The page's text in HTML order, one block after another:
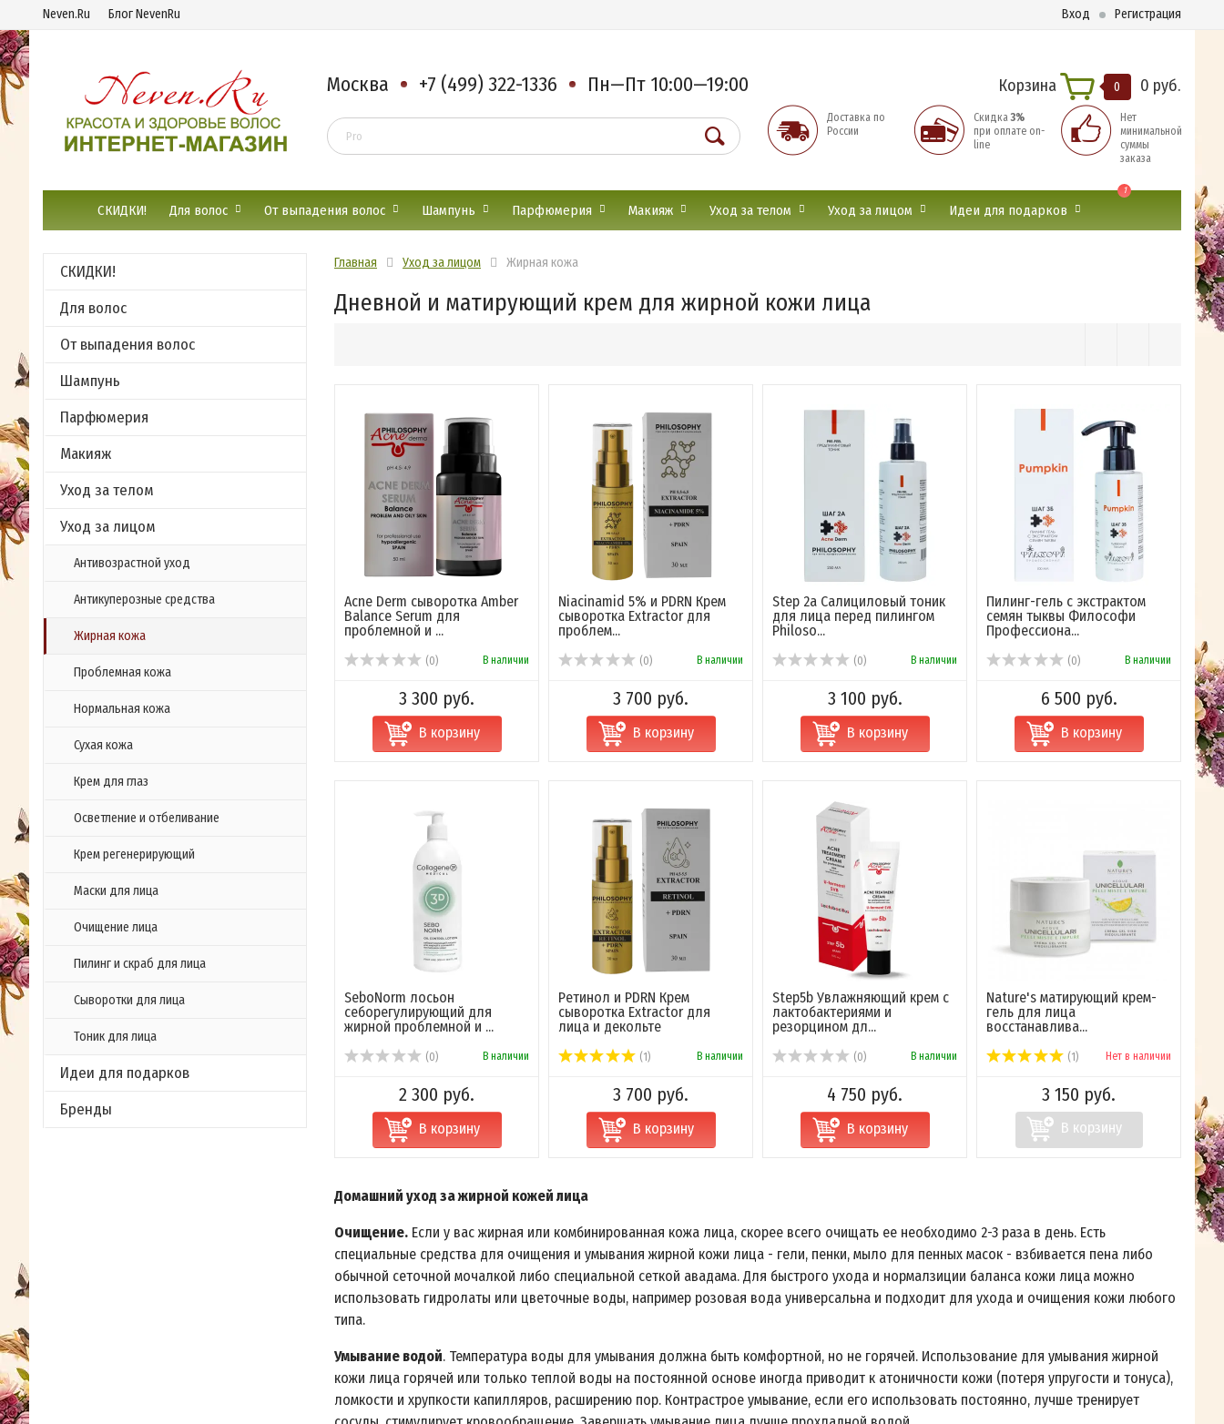
Neven.Ru Блог NevenRu Вход Регистрация
Москва +7 (499) 322-1336 Пн—Пт 10:00—19:00 Корзина 0 0 руб.
Доставка по
России
Скидка3%
при оплате on-
line
Нет
минимальной
суммы
заказа
СКИДКИ! Для волос От выпадения волос Шампунь Парфюмерия Макияж Уход за телом Уход за лицом Идеи для подарков
1
СКИДКИ!
Для волос
От выпадения волос
Шампунь
Парфюмерия
Макияж
Уход за телом
Уход за лицом
Антивозрастной уход
Антикуперозные средства
Жирная кожа
Проблемная кожа
Нормальная кожа
Сухая кожа
Крем для глаз
Осветление и отбеливание
Крем регенерирующий
Маски для лица
Очищение лица
Пилинг и скраб для лица
Сыворотки для лица
Тоник для лица
Идеи для подарков
Бренды
Главная Уход за лицом Жирная кожа
Дневной и матирующий крем для жирной кожи лица
Acne Derm сыворотка Amber
Balance Serum для
проблемной и ...
(0) В наличии
3 300 руб.
В корзину
Niacinamid 5% и PDRN Крем
сыворотка Extractor для
проблем...
(0) В наличии
3 700 руб.
В корзину
Step 2a Салициловый тоник
для лица перед пилингом
Philoso...
(0) В наличии
3 100 руб.
В корзину
Пилинг-гель с экстрактом
семян тыквы Философи
Профессиона...
(0) В наличии
6 500 руб.
В корзину
SeboNorm лосьон
себорегулирующий для
жирной проблемной и ...
(0) В наличии
2 300 руб.
В корзину
Ретинол и PDRN Крем
сыворотка Extractor для
лица и декольте
(1) В наличии
3 700 руб.
В корзину
Step5b Увлажняющий крем с
лактобактериями и
резорцином дл...
(0) В наличии
4 750 руб.
В корзину
Nature's матирующий крем-
гель для лица
восстанавлива...
(1) Нет в наличии
3 150 руб.
В корзину
Домашний уход за жирной кожей лица
Очищение. Если у вас жирная или комбинированная кожа лица, скорее всего очищать ее необходимо 2-3 раза в день. Есть
специальные средства для очищения и умывания жирной кожи лица - гели, пенки, мыло для пенных масок - взбивается пена либо
обычной сеточной мочалкой либо специальной сеткой авадама. Для быстрого ухода и нормалзиции баланса кожи лица можно
использовать гидролаты или цветочные воды, например розовая вода универсальна и подходит для ухода и очищения кожи любого
типа.
Умывание водой. Температура воды для умывания должна быть комфортной, но не горячей. Использование для умывания жирной
кожи лица горячей или только теплой воды на постоянной основе иногда приводит к атоничности кожи (потеря упругости и тонуса),
ломкости и хрупкости капилляров, расширению пор. Контрастрое умывание, если его использовать постоянно, лучше тренирует